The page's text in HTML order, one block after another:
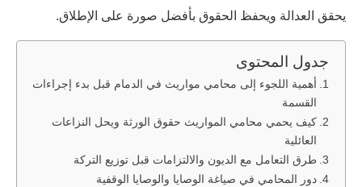
يحقق العدالة ويحفظ الحقوق بأفضل صورة على الإطلاق.
جدول المحتوى
أهمية اللجوء إلى محامي مواريث في الدمام قبل بدء إجراءات
القسمة
كيف يحمي محامي المواريث حقوق الورثة ويحل النزاعات
العائلية
طرق التعامل مع الديون والالتزامات قبل توزيع التركة
دور المحامي في صياغة الوصايا والوصايا الوقفية